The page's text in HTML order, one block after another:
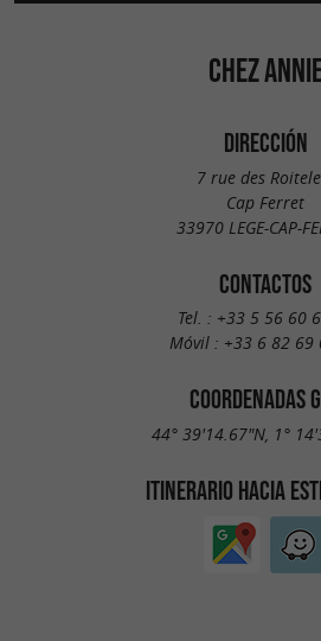
CHEZ
DIRECCIÓN
7 rue des
Cap Ferret
33970 LEGE-CAP-
CONTACTOS
Tel. : +33 5 56 60
Móvil : +33 6 82 69
COORDENADAS
44° 39'14.67"N, 1°
ITINERARIO HACIA